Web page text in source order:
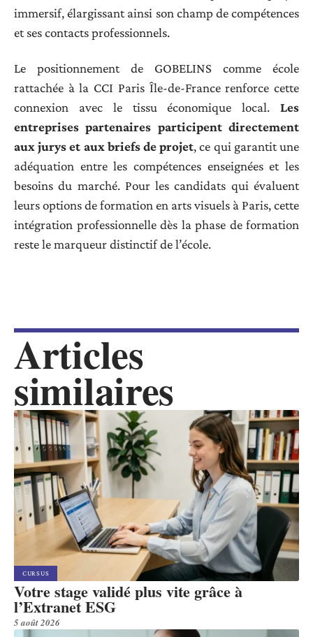
immersif, élargissant ainsi son champ de compétences
et ses contacts professionnels.
Le positionnement de GOBELINS comme école
rattachée à la CCI Paris Île-de-France renforce cette
connexion avec le tissu économique local. Les
entreprises partenaires participent directement
aux jurys et aux briefs de projet, ce qui garantit une
adéquation entre les compétences enseignées et les
besoins du marché. Pour les candidats qui évaluent
leurs options de formation en arts visuels à Paris, cette
intégration professionnelle dès la phase de formation
reste le marqueur distinctif de l’école.
Articles
similaires
CURSUS
Votre stage validé plus vite grâce à
l’Extranet ESG
5 août 2026